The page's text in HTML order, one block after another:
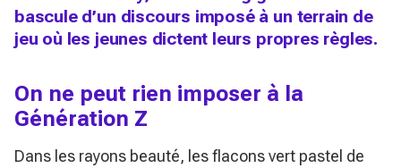
bascule d’un discours imposé à un terrain de
jeu où les jeunes dictent leurs propres règles.
On ne peut rien imposer à la
Génération Z
Dans les rayons beauté, les flacons vert pastel de